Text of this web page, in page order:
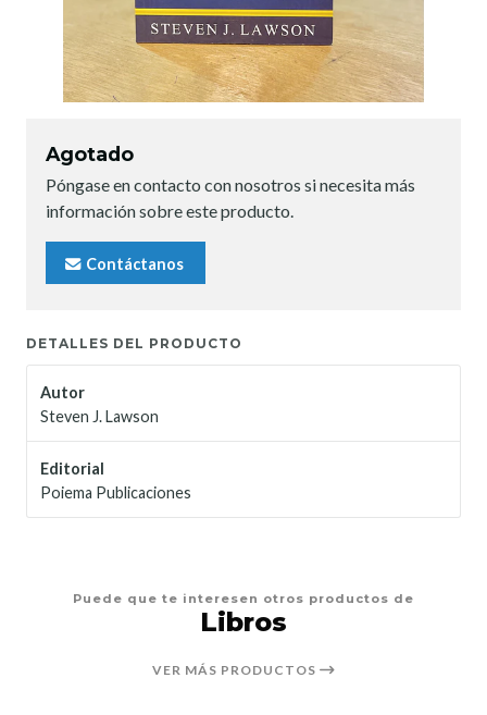
Agotado
Póngase en contacto con nosotros si necesita más
información sobre este producto.
Contáctanos
DETALLES DEL PRODUCTO
Autor
Steven J. Lawson
Editorial
Poiema Publicaciones
Puede que te interesen otros productos de
Libros
VER MÁS PRODUCTOS